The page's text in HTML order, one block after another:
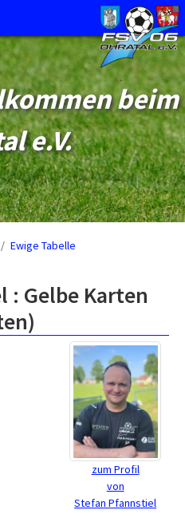
beim
e.V.
Ewige Tabelle
: Gelbe Karten
zum Profil
von
Stefan Pfannstiel